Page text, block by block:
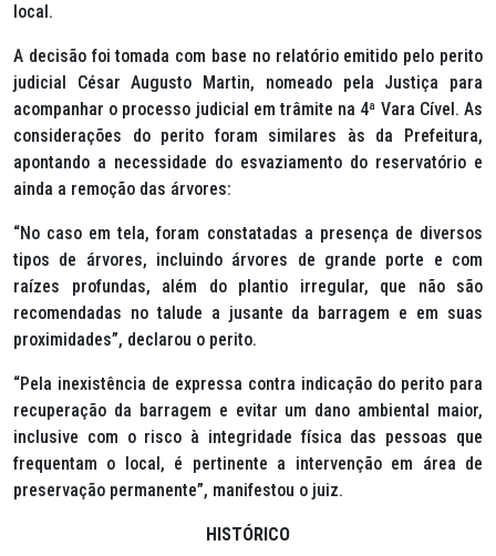
local.
A decisão foi tomada com base no relatório emitido pelo perito
judicial César Augusto Martin, nomeado pela Justiça para
acompanhar o processo judicial em trâmite na 4ª Vara Cível. As
considerações do perito foram similares às da Prefeitura,
apontando a necessidade do esvaziamento do reservatório e
ainda a remoção das árvores:
“No caso em tela, foram constatadas a presença de diversos
tipos de árvores, incluindo árvores de grande porte e com
raízes profundas, além do plantio irregular, que não são
recomendadas no talude a jusante da barragem e em suas
proximidades”, declarou o perito.
“Pela inexistência de expressa contra indicação do perito para
recuperação da barragem e evitar um dano ambiental maior,
inclusive com o risco à integridade física das pessoas que
frequentam o local, é pertinente a intervenção em área de
preservação permanente”, manifestou o juiz.
HISTÓRICO